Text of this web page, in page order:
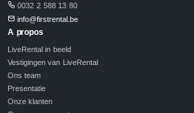
0032 2 588 13 80
info@firstrental.be
A propos
LiveRental in beeld
Vestigingen van LiveRental
Ons team
Presentatie
Onze klanten